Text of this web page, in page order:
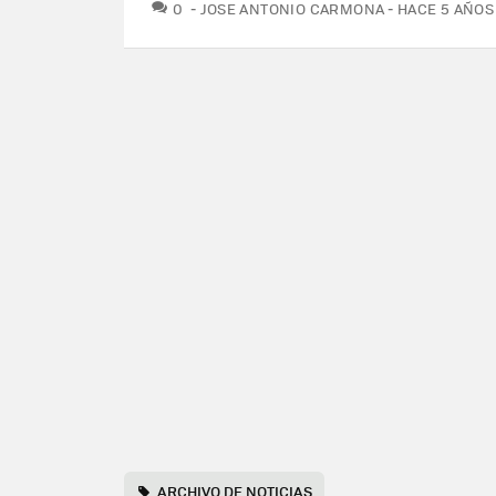
0 COMENTARIOS
JOSE ANTONIO CARMONA HACE 5 AÑOS
ARCHIVO DE NOTICIAS